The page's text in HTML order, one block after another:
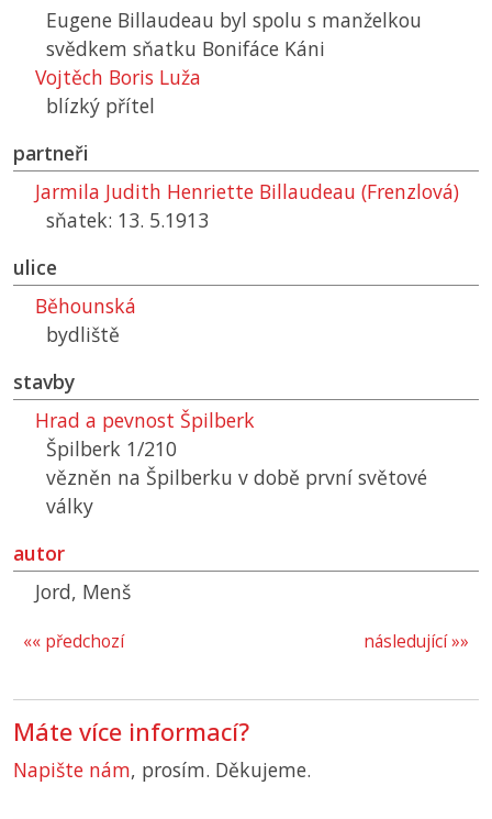
Eugene Billaudeau byl spolu s manželkou
svědkem sňatku Bonifáce Káni
Vojtěch Boris Luža
blízký přítel
partneři
Jarmila Judith Henriette Billaudeau (Frenzlová)
sňatek: 13. 5.1913
ulice
Běhounská
bydliště
stavby
Hrad a pevnost Špilberk
Špilberk 1/210
vězněn na Špilberku v době první světové
války
autor
Jord, Menš
následující »»
«« předchozí
Máte více informací?
Napište nám, prosím. Děkujeme.